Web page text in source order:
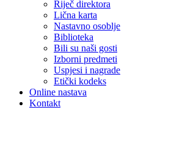
Riječ direktora
Lična karta
Nastavno osoblje
Biblioteka
Bili su naši gosti
Izborni predmeti
Uspjesi i nagrade
Etički kodeks
Online nastava
Kontakt